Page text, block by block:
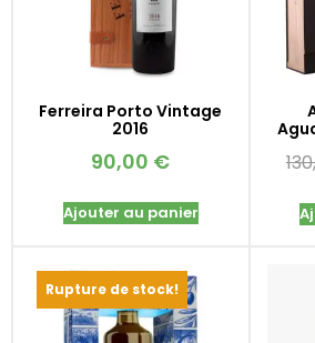
Ferreira Porto Vintage
2016
90,00 €
Ajouter au panier
Rupture de stock!